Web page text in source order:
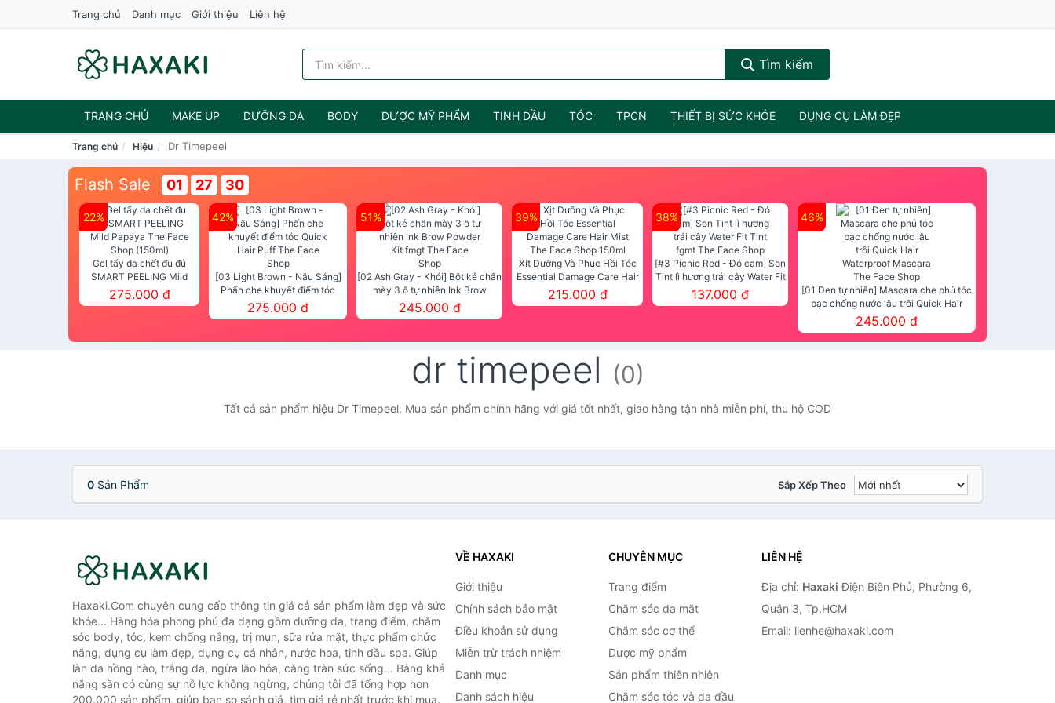
Trang chủ Danh mục Giới thiệu Liên hệ
Tìm kiếm
TRANG CHỦ MAKE UP DƯỠNG DA BODY DƯỢC MỸ PHẨM TINH DẦU TÓC TPCN THIẾT BỊ SỨC KHỎE DỤNG CỤ LÀM ĐẸP
NƯỚC HOA
Trang chủ Hiệu Dr Timepeel
Flash Sale 01 27 30
22%
Gel tẩy da chết đu đủ
SMART PEELING Mild
Papaya The Face Shop
(150ml)
275.000 đ
42%
[03 Light Brown - Nâu Sáng]
Phấn che khuyết điểm tóc
Quick Hair Puff The Face Shop
275.000 đ
51%
[02 Ash Gray - Khói] Bột kẻ chân
mày 3 ô tự nhiên Ink Brow
Powder Kit fmgt The Face Shop
245.000 đ
39%
Xịt Dưỡng Và Phục Hồi Tóc
Essential Damage Care Hair
Mist The Face Shop 150ml
215.000 đ
38%
[#3 Picnic Red - Đỏ cam] Son
Tint lì hương trái cây Water Fit
Tint fgmt The Face Shop
137.000 đ
46%
[01 Đen tự nhiên] Mascara che phủ tóc
bạc chống nước lâu trôi Quick Hair
Waterproof Mascara The Face Shop
245.000 đ
dr timepeel (0)
Tất cả sản phẩm hiệu Dr Timepeel. Mua sản phẩm chính hãng với giá tốt nhất, giao hàng tận nhà miễn phí, thu hộ COD
0 Sản Phẩm Sắp Xếp Theo
Haxaki.Com chuyên cung cấp thông tin giá cả sản phẩm làm đẹp và sức
khỏe... Hàng hóa phong phú đa dạng gồm dưỡng da, trang điểm, chăm
sóc body, tóc, kem chống nắng, trị mụn, sữa rửa mặt, thực phẩm chức
năng, dụng cụ làm đẹp, dụng cụ cá nhân, nước hoa, tinh dầu spa. Giúp
làn da hồng hào, trắng da, ngừa lão hóa, căng tràn sức sống... Bằng khả
năng sẵn có cùng sự nỗ lực không ngừng, chúng tôi đã tổng hợp hơn
200.000 sản phẩm, giúp bạn so sánh giá, tìm giá rẻ nhất trước khi mua.
VỀ HAXAKI
Giới thiệu
Chính sách bảo mật
Điều khoản sử dụng
Miễn trừ trách nhiệm
Danh mục
Danh sách hiệu
CHUYÊN MỤC
Trang điểm
Chăm sóc da mặt
Chăm sóc cơ thể
Dược mỹ phẩm
Sản phẩm thiên nhiên
Chăm sóc tóc và da đầu
LIÊN HỆ
Địa chỉ: Haxaki Điện Biên Phủ, Phường 6,
Quận 3, Tp.HCM
Email: lienhe@haxaki.com